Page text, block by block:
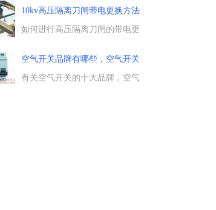
路、接通和断开电压互感器和避
雷器电路，隔离开关与高压断路
器的配合使用，高压隔离开关型
10kv高压隔离刀闸带电更换方法
(
如何进行高压隔离刀闸的带电更
10kv高压隔离刀闸带电更换的方
法，在施工之前，先在变电站退
出该组线路的自动重合闸装
空气开关品牌有哪些，空气开关
十大
有关空气开关的十大品牌，空气